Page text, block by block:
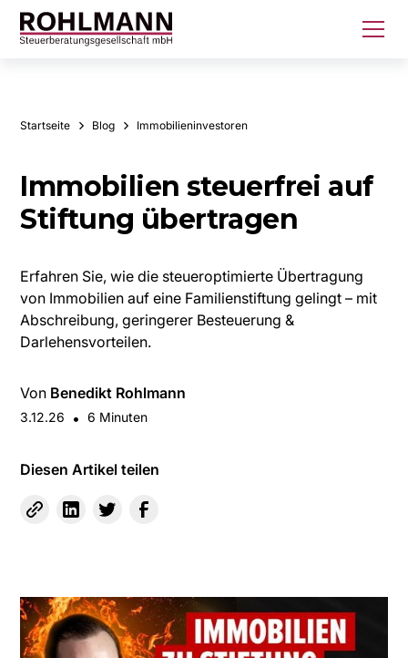
Startseite Blog Immobilieninvestoren
Immobilien steuerfrei auf
Stiftung übertragen
Erfahren Sie, wie die steueroptimierte Übertragung
von Immobilien auf eine Familienstiftung gelingt – mit
Abschreibung, geringerer Besteuerung &
Darlehensvorteilen.
Von Benedikt Rohlmann
3.12.26 • 6 Minuten
Diesen Artikel teilen